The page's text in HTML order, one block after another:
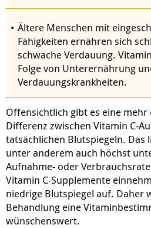
Ältere Menschen mit
Fähigkeiten ernähren sich
schwache Verdauung.
Folge von Unterernährung
Verdauungskrankheiten.
Offensichtlich gibt es eine
Differenz zwischen Vitamin C-
tatsächlichen Blutspiegeln. Das
unter anderem auch höchst
Aufnahme- oder
Vitamin C-Supplemente
niedrige Blutspiegel auf. Daher
Behandlung eine
wünschenswert.